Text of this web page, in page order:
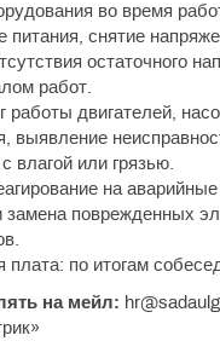
во время
питания, снятие
остаточного
работ.
работы двигателей,
выявление
влагой или грязью.
на аварийные
замена поврежденных
плата: по итогам
на мейл: